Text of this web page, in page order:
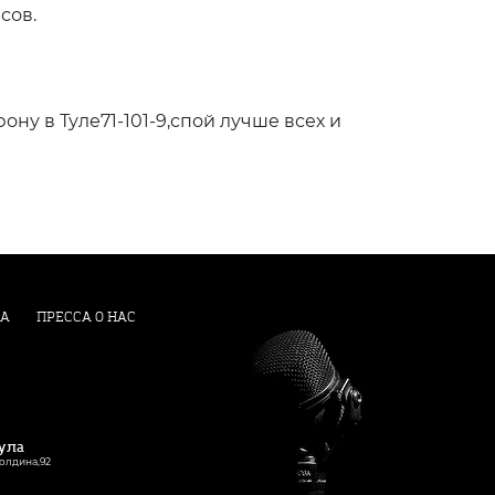
в Туле71-101-9,спой лучше всех и
ПРЕССА О НАС